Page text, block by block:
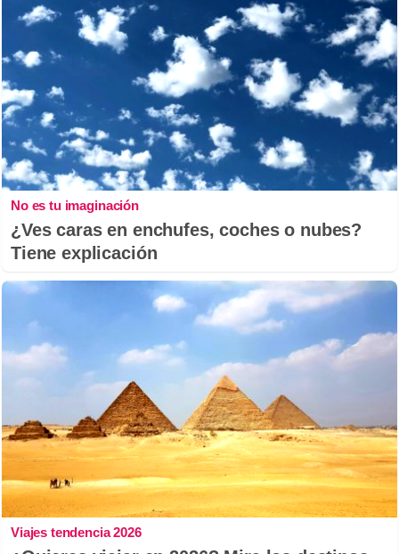
No es tu imaginación
¿Ves caras en enchufes, coches o nubes?
Tiene explicación
Viajes tendencia 2026